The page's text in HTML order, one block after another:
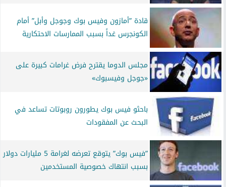
قادة ”أمازون وفيس بوك وجوجل وأبل” أمام
الكونجرس غداً بسبب الممارسات الاحتكارية
مجلس الدوما يقترح فرض غرامات كبيرة على
«جوجل وفيسبوك»
باحثو فيس بوك يطورون روبوتات تساعد في
البحث عن المفقودات
”فيس بوك” يتوقع تعرضه لغرامة 5 مليارات دولار
بسبب انتهاك خصوصية المستخدمين